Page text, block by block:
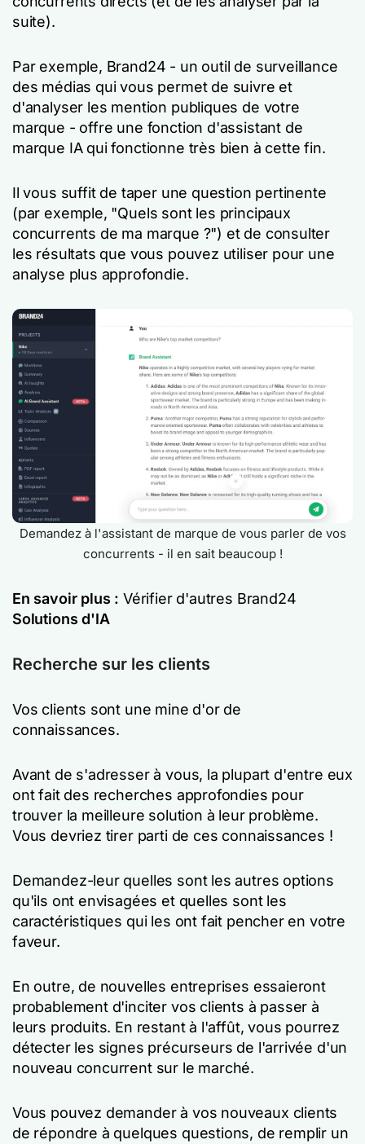
suite).
Par exemple, Brand24 - un outil de surveillance
des médias qui vous permet de suivre et
d'analyser les mention publiques de votre
marque - offre une fonction d'assistant de
marque IA qui fonctionne très bien à cette fin.
Il vous suffit de taper une question pertinente
(par exemple, "Quels sont les principaux
concurrents de ma marque ?") et de consulter
les résultats que vous pouvez utiliser pour une
analyse plus approfondie.
Demandez à l'assistant de marque de vous parler de vos
concurrents - il en sait beaucoup !
En savoir plus : Vérifier d'autres Brand24
Solutions d'IA
Recherche sur les clients
Vos clients sont une mine d'or de
connaissances.
Avant de s'adresser à vous, la plupart d'entre eux
ont fait des recherches approfondies pour
trouver la meilleure solution à leur problème.
Vous devriez tirer parti de ces connaissances !
Demandez-leur quelles sont les autres options
qu'ils ont envisagées et quelles sont les
caractéristiques qui les ont fait pencher en votre
faveur.
En outre, de nouvelles entreprises essaieront
probablement d'inciter vos clients à passer à
leurs produits. En restant à l'affût, vous pourrez
détecter les signes précurseurs de l'arrivée d'un
nouveau concurrent sur le marché.
Vous pouvez demander à vos nouveaux clients
de répondre à quelques questions, de remplir un